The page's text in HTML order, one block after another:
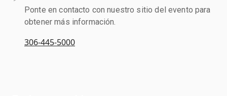
Ponte en contacto con nuestro sitio del evento para
obtener más información.
306-445-5000